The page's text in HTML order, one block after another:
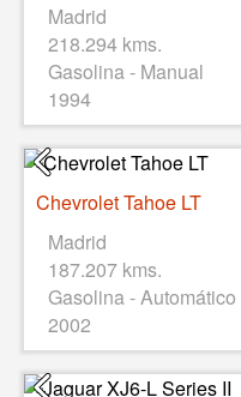
Madrid
218.294 kms.
Gasolina - Manual
1994
Chevrolet Tahoe LT
Madrid
187.207 kms.
Gasolina - Automático
2002